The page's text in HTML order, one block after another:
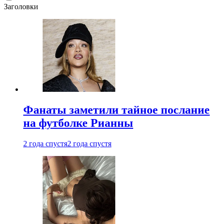
Заголовки
Фанаты заметили тайное послание
на футболке Рианны
2 года спустя2 года спустя